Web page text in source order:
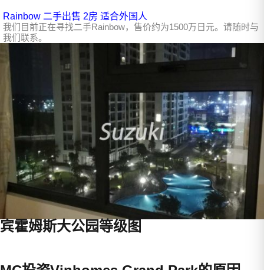
Rainbow 二手出售 2房 适合外国人
我们目前正在寻找二手Rainbow，售价约为1500万日元。请随时与
我们联系。
宾霍姆斯大公园等级图